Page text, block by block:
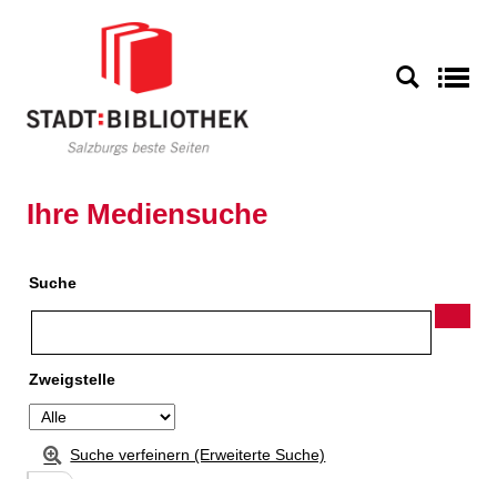
Ihre Mediensuche
Suche
Zweigstelle
Suche verfeinern (Erweiterte Suche)